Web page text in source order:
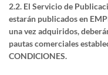
2.2. El Servicio de
estarán publicados en
una vez adquiridos,
pautas comerciales
CONDICIONES.